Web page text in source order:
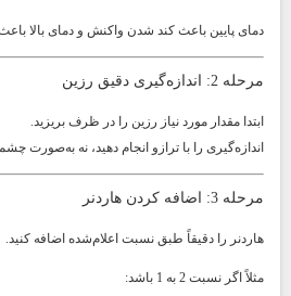
دمای پایین باعث کند شدن واکنش و دمای بالا
مرحله 2: اندازه‌گیری دقیق رزین
ابتدا مقدار مورد نیاز رزین را در ظرف بریزید.
اندازه‌گیری را با ترازو انجام دهید، نه به‌صورت
مرحله 3: اضافه کردن هاردنر
هاردنر را دقیقاً طبق نسبت اعلام‌شده اضافه کنید.
مثلاً اگر نسبت 2 به 1 باشد: